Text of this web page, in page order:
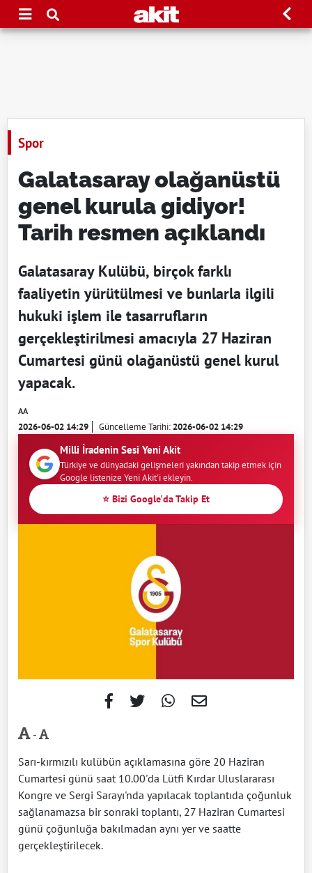
Spor
Galatasaray olağanüstü
genel kurula gidiyor!
Tarih resmen açıklandı
Galatasaray Kulübü, birçok farklı
faaliyetin yürütülmesi ve bunlarla ilgili
hukuki işlem ile tasarrufların
gerçekleştirilmesi amacıyla 27 Haziran
Cumartesi günü olağanüstü genel kurul
yapacak.
AA
2026-06-02 14:29 Güncelleme Tarihi:2026-06-02 14:29
Milli İradenin Sesi Yeni Akit
Türkiye ve dünyadaki gelişmeleri yakından takip etmek için
Google listenize Yeni Akit'i ekleyin.
⭐ Bizi Google'da Takip Et
-
Sarı-kırmızılı kulübün açıklamasına göre 20 Haziran
Cumartesi günü saat 10.00'da Lütfi Kırdar Uluslararası
Kongre ve Sergi Sarayı'nda yapılacak toplantıda çoğunluk
sağlanamazsa bir sonraki toplantı, 27 Haziran Cumartesi
günü çoğunluğa bakılmadan aynı yer ve saatte
gerçekleştirilecek.